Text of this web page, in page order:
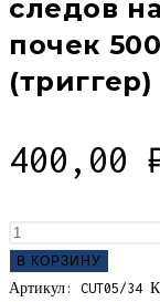
следов
почек
(триггер)
400,00
Количество
товара
Очиститель
В КОРЗИНУ
Артикул: CUT05/34